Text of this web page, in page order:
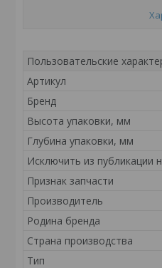
Пользовательские
Артикул
Бренд
Высота упаковки, мм
Глубина упаковки, мм
Исключить из публикации
Признак запчасти
Производитель
Родина бренда
Страна производства
Тип